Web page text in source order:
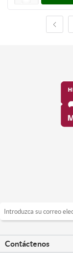
Contáctenos